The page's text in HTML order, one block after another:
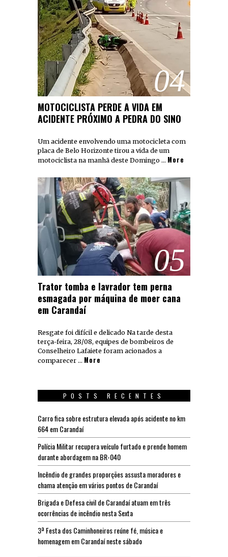
04
MOTOCICLISTA PERDE A VIDA EM
ACIDENTE PRÓXIMO A PEDRA DO SINO
Um acidente envolvendo uma motocicleta com
placa de Belo Horizonte tirou a vida de um
motociclista na manhã deste Domingo … More
05
Trator tomba e lavrador tem perna
esmagada por máquina de moer cana
em Carandaí
Resgate foi difícil e delicado Na tarde desta
terça-feira, 28/08, equipes de bombeiros de
Conselheiro Lafaiete foram acionados a
comparecer … More
POSTS RECENTES
Carro fica sobre estrutura elevada após acidente no km
664 em Carandaí
Polícia Militar recupera veículo furtado e prende homem
durante abordagem na BR-040
Incêndio de grandes proporções assusta moradores e
chama atenção em vários pontos de Carandaí
Brigada e Defesa civil de Carandaí atuam em três
ocorrências de incêndio nesta Sexta
3ª Festa dos Caminhoneiros reúne fé, música e
homenagem em Carandaí neste sábado